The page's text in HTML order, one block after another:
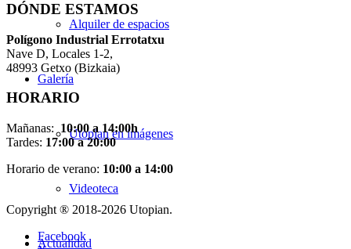
Alquiler de espacios
Galería
Utopian en imágenes
Videoteca
Actualidad
DÓNDE ESTAMOS
Polígono Industrial Errotatxu
Nave D, Locales 1-2,
48993 Getxo (Bizkaia)
HORARIO
Mañanas: 10:00 a 14:00h
Tardes: 17:00 a 20:00
Horario de verano: 10:00 a 14:00
Copyright ® 2018-2026 Utopian.
Facebook